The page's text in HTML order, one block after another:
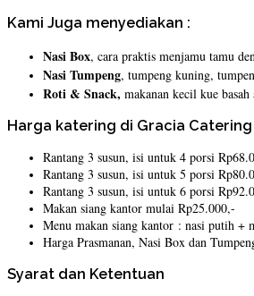
Kami Juga menyediakan :
Nasi Box, cara praktis menjamu tamu
Nasi Tumpeng, tumpeng kuning,
Roti & Snack, makanan kecil kue
Harga katering di Gracia
Rantang 3 susun, isi untuk 4 porsi
Rantang 3 susun, isi untuk 5 porsi
Rantang 3 susun, isi untuk 6 porsi
Makan siang kantor mulai Rp25.000,-
Menu makan siang kantor : nasi putih +
Harga Prasmanan, Nasi Box dan
Syarat dan Ketentuan